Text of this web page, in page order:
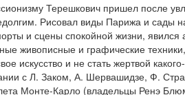
Терешкович пришел после
Рисовал виды Парижа и сады
и сцены спокойной жизни, явился
живописные и графические
искусство и не стать жертвой
с Л. Заком, А. Шервашидзе, Ф.
Монте-Карло (владельцы Ренэ